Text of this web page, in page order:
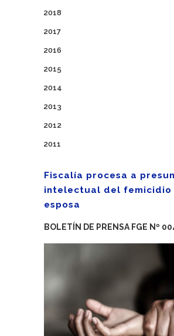
2018
2017
2016
2015
2014
2013
2012
2011
Fiscalía procesa a
intelectual del femicidio
esposa
BOLETÍN DE PRENSA FGE Nº